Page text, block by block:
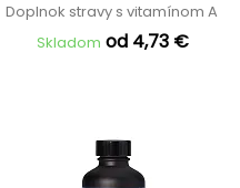
Doplnok stravy s vitamínom A
Skladom od 4,73 €